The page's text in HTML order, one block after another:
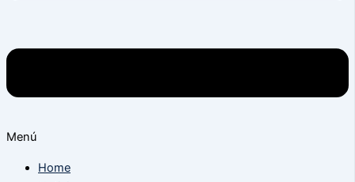
Menú
Home